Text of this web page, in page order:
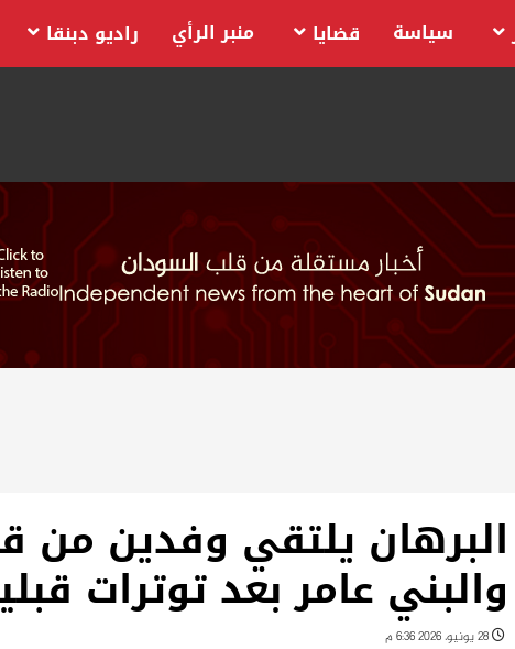
سياسة قضايا منبر الرأي راديو دبنقا
البرهان يلتقي وفدين من
والبني عامر بعد توترات
28 يونيو، 2026 6:36 م